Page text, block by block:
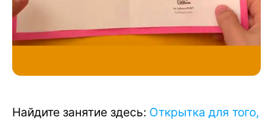
Найдите занятие здесь: Открытка для того,